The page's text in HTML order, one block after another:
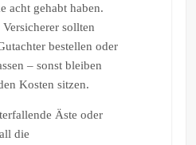
acht gehabt haben.
sollten
bestellen oder
– sonst bleiben
Kosten sitzen.
Äste oder
die